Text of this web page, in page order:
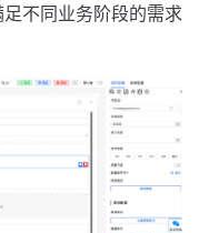
不同业务阶段的需求